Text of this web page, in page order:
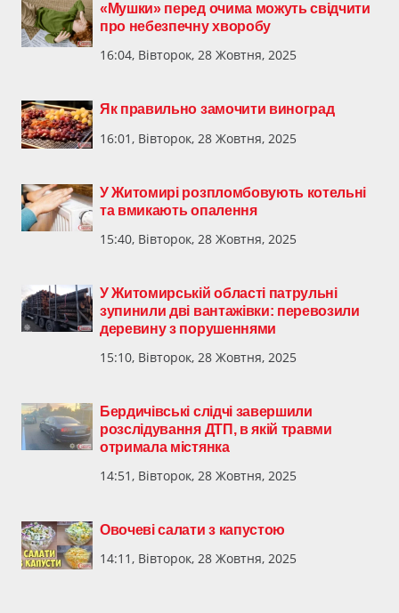
«Мушки» перед очима можуть свідчити
про небезпечну хворобу
16:04, Вівторок, 28 Жовтня, 2025
Як правильно замочити виноград
16:01, Вівторок, 28 Жовтня, 2025
У Житомирі розпломбовують котельні
та вмикають опалення
15:40, Вівторок, 28 Жовтня, 2025
У Житомирській області патрульні
зупинили дві вантажівки: перевозили
деревину з порушеннями
15:10, Вівторок, 28 Жовтня, 2025
Бердичівські слідчі завершили
розслідування ДТП, в якій травми
отримала містянка
14:51, Вівторок, 28 Жовтня, 2025
Овочеві салати з капустою
14:11, Вівторок, 28 Жовтня, 2025